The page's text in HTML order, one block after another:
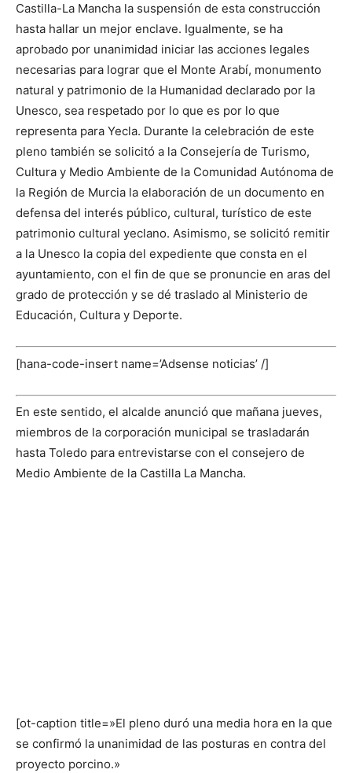
Castilla-La Mancha la suspensión de esta construcción
hasta hallar un mejor enclave. Igualmente, se ha
aprobado por unanimidad iniciar las acciones legales
necesarias para lograr que el Monte Arabí, monumento
natural y patrimonio de la Humanidad declarado por la
Unesco, sea respetado por lo que es por lo que
representa para Yecla. Durante la celebración de este
pleno también se solicitó a la Consejería de Turismo,
Cultura y Medio Ambiente de la Comunidad Autónoma de
la Región de Murcia la elaboración de un documento en
defensa del interés público, cultural, turístico de este
patrimonio cultural yeclano. Asimismo, se solicitó remitir
a la Unesco la copia del expediente que consta en el
ayuntamiento, con el fin de que se pronuncie en aras del
grado de protección y se dé traslado al Ministerio de
Educación, Cultura y Deporte.
[hana-code-insert name=’Adsense noticias’ /]
En este sentido, el alcalde anunció que mañana jueves,
miembros de la corporación municipal se trasladarán
hasta Toledo para entrevistarse con el consejero de
Medio Ambiente de la Castilla La Mancha.
[ot-caption title=»El pleno duró una media hora en la que
se confirmó la unanimidad de las posturas en contra del
proyecto porcino.»